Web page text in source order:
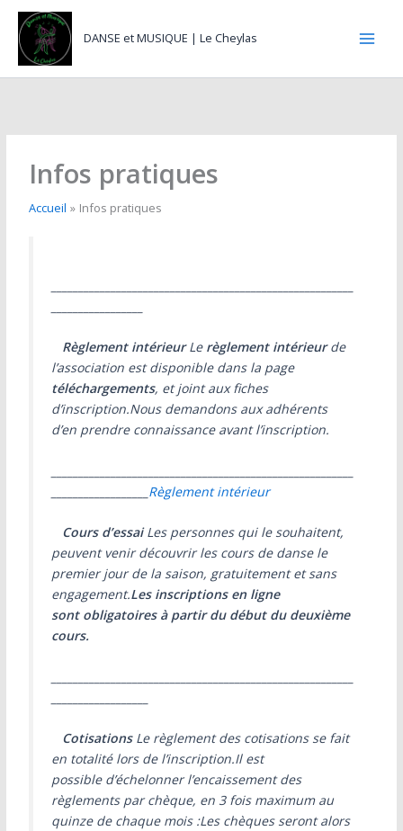
Aller
contenu
DANSE et MUSIQUE | Le Cheylas
Infos pratiques
Accueil Infos pratiques
Règlement intérieurLe règlement intérieurde
l’association est disponible dans la page
téléchargements, et joint aux fiches
d’inscription.Nous demandons aux adhérents
d’en prendre connaissance avant l’inscription.
Règlement intérieur
Cours d’essaiLes personnes qui le souhaitent,
peuvent venir découvrir les cours de danse le
premier jour de la saison, gratuitement et sans
engagement.Les inscriptions en ligne
sont obligatoires à partir du début du deuxième
cours.
CotisationsLe règlement des cotisations se fait
en totalité lors de l’inscription.Il est
possible d’échelonner l’encaissement des
règlements par chèque, en 3 fois maximum au
quinze de chaque mois :Les chèques seront alors